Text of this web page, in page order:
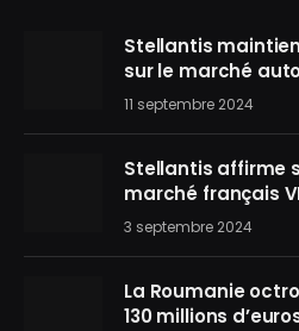
Stellantis
sur le marché
11 septembre 2024
Stellantis affirme
marché français
3 septembre 2024
La Roumanie
130 millions